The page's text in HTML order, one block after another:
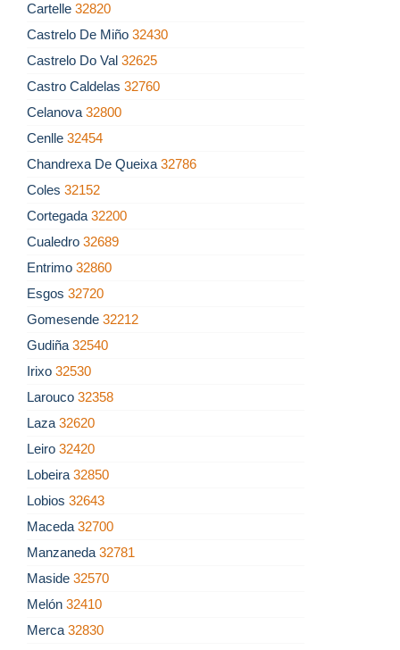
Cartelle 32820
Castrelo De Miño 32430
Castrelo Do Val 32625
Castro Caldelas 32760
Celanova 32800
Cenlle 32454
Chandrexa De Queixa 32786
Coles 32152
Cortegada 32200
Cualedro 32689
Entrimo 32860
Esgos 32720
Gomesende 32212
Gudiña 32540
Irixo 32530
Larouco 32358
Laza 32620
Leiro 32420
Lobeira 32850
Lobios 32643
Maceda 32700
Manzaneda 32781
Maside 32570
Melón 32410
Merca 32830